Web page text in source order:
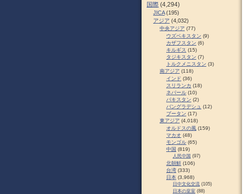
国際 (4,294)
JICA(195)
アジア (4,032)
中央アジア (77)
ウズベキスタン (9)
カザフスタン (6)
キルギス (15)
タジキスタン (7)
トルクメニスタン (3)
南アジア (118)
インド (36)
スリランカ (18)
ネパール (10)
パキスタン (2)
バングラデシュ (12)
ブータン (17)
東アジア (4,018)
オルドスの風 (159)
マカオ (48)
モンゴル (65)
中国 (819)
人民中国 (97)
北朝鮮 (106)
台湾 (333)
日本 (3,968)
日中文化交流 (105)
日本の皇室 (88)